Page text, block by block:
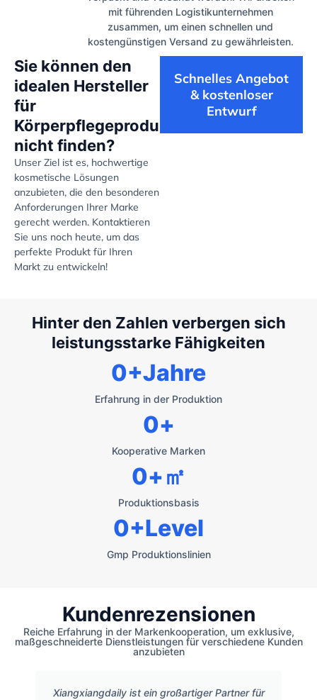
mit führenden Logistikunternehmen
zusammen, um einen schnellen und
kostengünstigen Versand zu gewährleisten.
Sie können den
idealen Hersteller
für
Körperpflegeprodukte
nicht finden?
Unser Ziel ist es, hochwertige
kosmetische Lösungen
anzubieten, die den besonderen
Anforderungen Ihrer Marke
gerecht werden. Kontaktieren
Sie uns noch heute, um das
perfekte Produkt für Ihren
Markt zu entwickeln!
Schnelles Angebot
& kostenloser
Entwurf
Hinter den Zahlen verbergen sich
leistungsstarke Fähigkeiten
Erfahrung in der Produktion
0+Jahre
Kooperative Marken
0+
Produktionsbasis
0+㎡
Gmp Produktionslinien
0+Level
Kundenrezensionen
Reiche Erfahrung in der Markenkooperation, um exklusive,
maßgeschneiderte Dienstleistungen für verschiedene Kunden
anzubieten
Xiangxiangdaily ist ein großartiger Partner für